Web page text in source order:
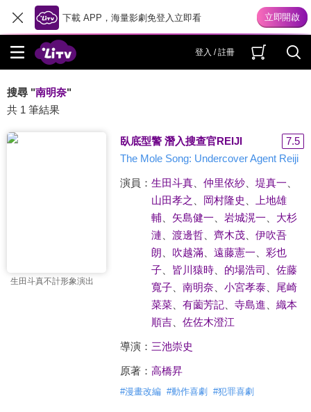
下載 APP，海量影劇免登入立即看
登入 / 註冊
搜尋 "南明奈"
共 1 筆結果
生田斗真不計形象演出
臥底型警 潛入搜查官REIJI
7.5
The Mole Song: Undercover Agent Reiji
演員： 生田斗真、 仲里依紗、 堤真一
山田孝之
岡村隆史
上地雄
輔、 矢島健一 岩城滉一
大杉
漣
渡邊哲、 齊木茂、 伊吹吾
朗
吹越滿、 遠藤憲一
彩也
子、 皆川猿時、 的場浩司
佐藤
寬子、 南明奈 小宮孝泰、
尾崎
菜菜、 有薗芳記、 寺島進
織本
順吉、 佐佐木澄江
導演： 三池崇史
原著： 高橋昇
#漫畫改編 #動作喜劇 #犯罪喜劇